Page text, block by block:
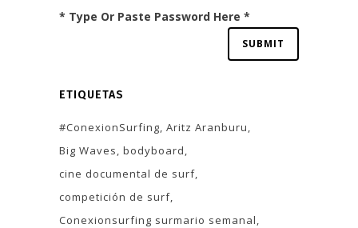
* Type Or Paste Password Here *
ETIQUETAS
#ConexionSurfing Aritz Aranburu
Big Waves bodyboard
cine documental de surf
competición de surf
Conexionsurfing surmario semanal